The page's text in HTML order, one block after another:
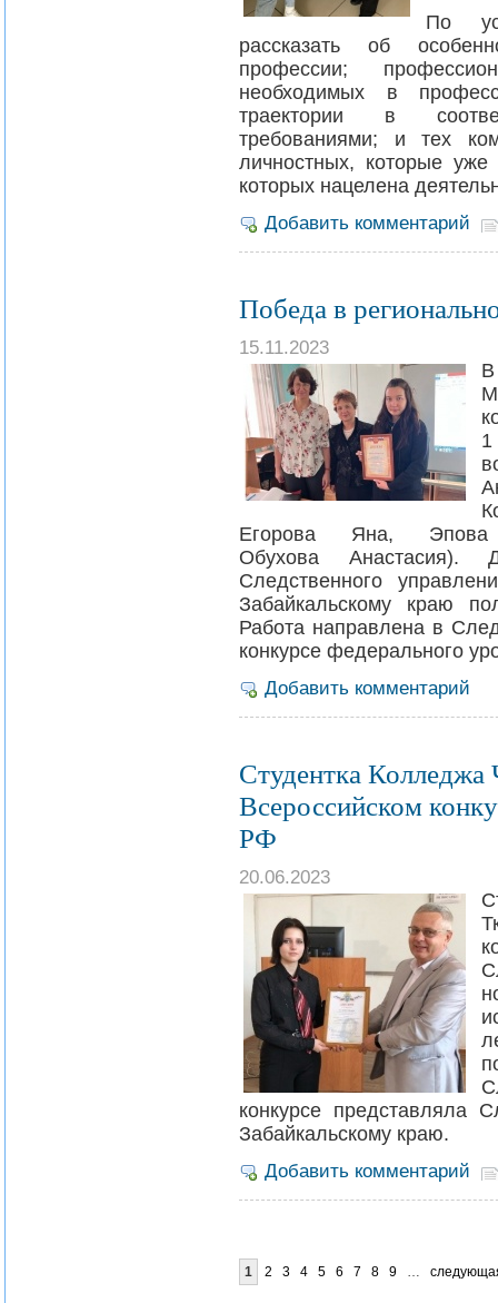
По
рассказать об
профессии;
необходимых в
траектории в
требованиями; и тех
личностных, которые
которых нацелена
Добавить комментарий
Победа в
15.11.2023
Егорова Яна, Эпова
Обухова Анастасия).
Следственного
Забайкальскому краю
Работа направлена в
конкурсе федерального
Добавить комментарий
Студентка
Всероссийском
РФ
20.06.2023
конкурсе представляла
Забайкальскому краю.
Добавить комментарий
1 2 3 4 5 6 7 8 9 …